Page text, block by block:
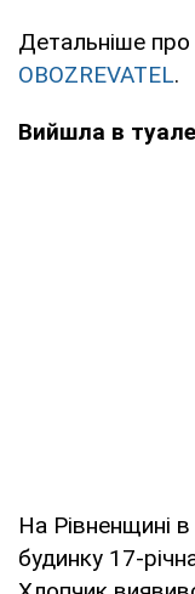
Детальніше про
OBOZREVATEL.
Вийшла в
На Рівненщині в
будинку 17-